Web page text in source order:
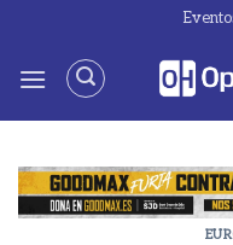
contenido